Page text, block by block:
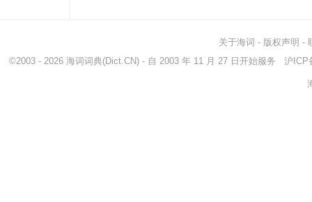
关于海词 - 版权声明 -
©2003 - 2026 海词词典(Dict.CN) - 自 2003 年 11 月 27 日开始服务 沪ICP